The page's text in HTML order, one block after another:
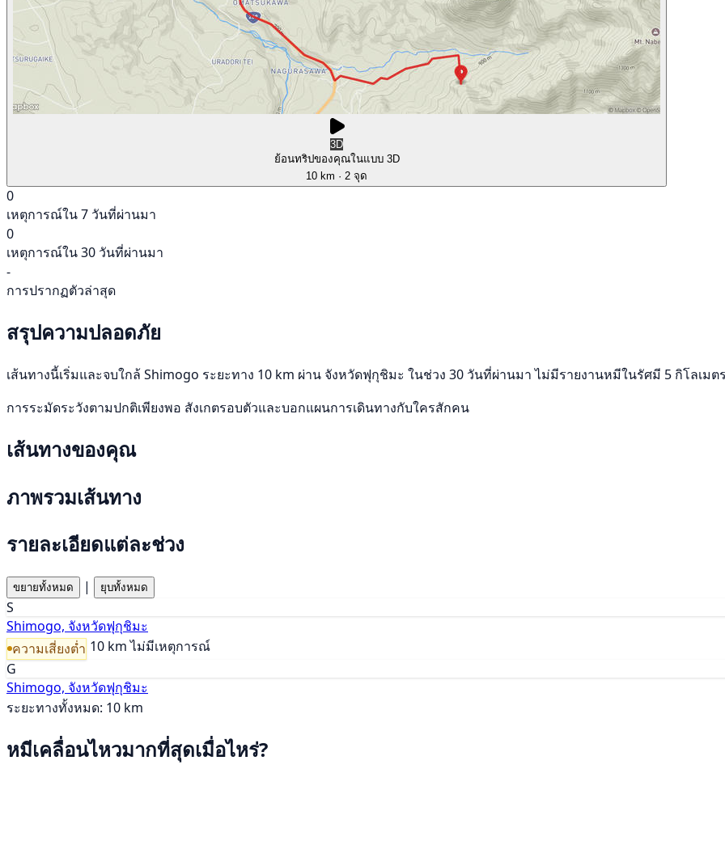
3D
ย้อนทริปของคุณในแบบ 3D
10 km · 2 จุด
0
เหตุการณ์ใน 7 วันที่ผ่านมา
0
เหตุการณ์ใน 30 วันที่ผ่านมา
-
การปรากฏตัวล่าสุด
สรุปความปลอดภัย
เส้นทางนี้เริ่มและจบใกล้ Shimogo ระยะทาง 10 km ผ่าน จังหวัดฟุกุชิมะ ในช่วง 30 วันที่ผ่านมา ไม่มีรายงานหมีในรัศมี 5 กิโลเมต
การระมัดระวังตามปกติเพียงพอ สังเกตรอบตัวและบอกแผนการเดินทางกับใครสักคน
เส้นทางของคุณ
ภาพรวมเส้นทาง
รายละเอียดแต่ละช่วง
ขยายทั้งหมด | ยุบทั้งหมด
S
Shimogo, จังหวัดฟุกุชิมะ
ความเสี่ยงต่ำ 10 km ไม่มีเหตุการณ์
G
Shimogo, จังหวัดฟุกุชิมะ
ระยะทางทั้งหมด: 10 km
หมีเคลื่อนไหวมากที่สุดเมื่อไหร่?